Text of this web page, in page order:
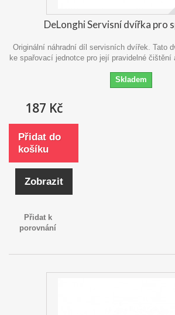
DeLonghi Servisní dvířka pro
Originální náhradní díl servisních dvířek. Tato
ke spařovací jednotce pro její pravidelné čištění
Skladem
187 Kč
Přidat do
košíku
Zobrazit
Přidat k
porovnání